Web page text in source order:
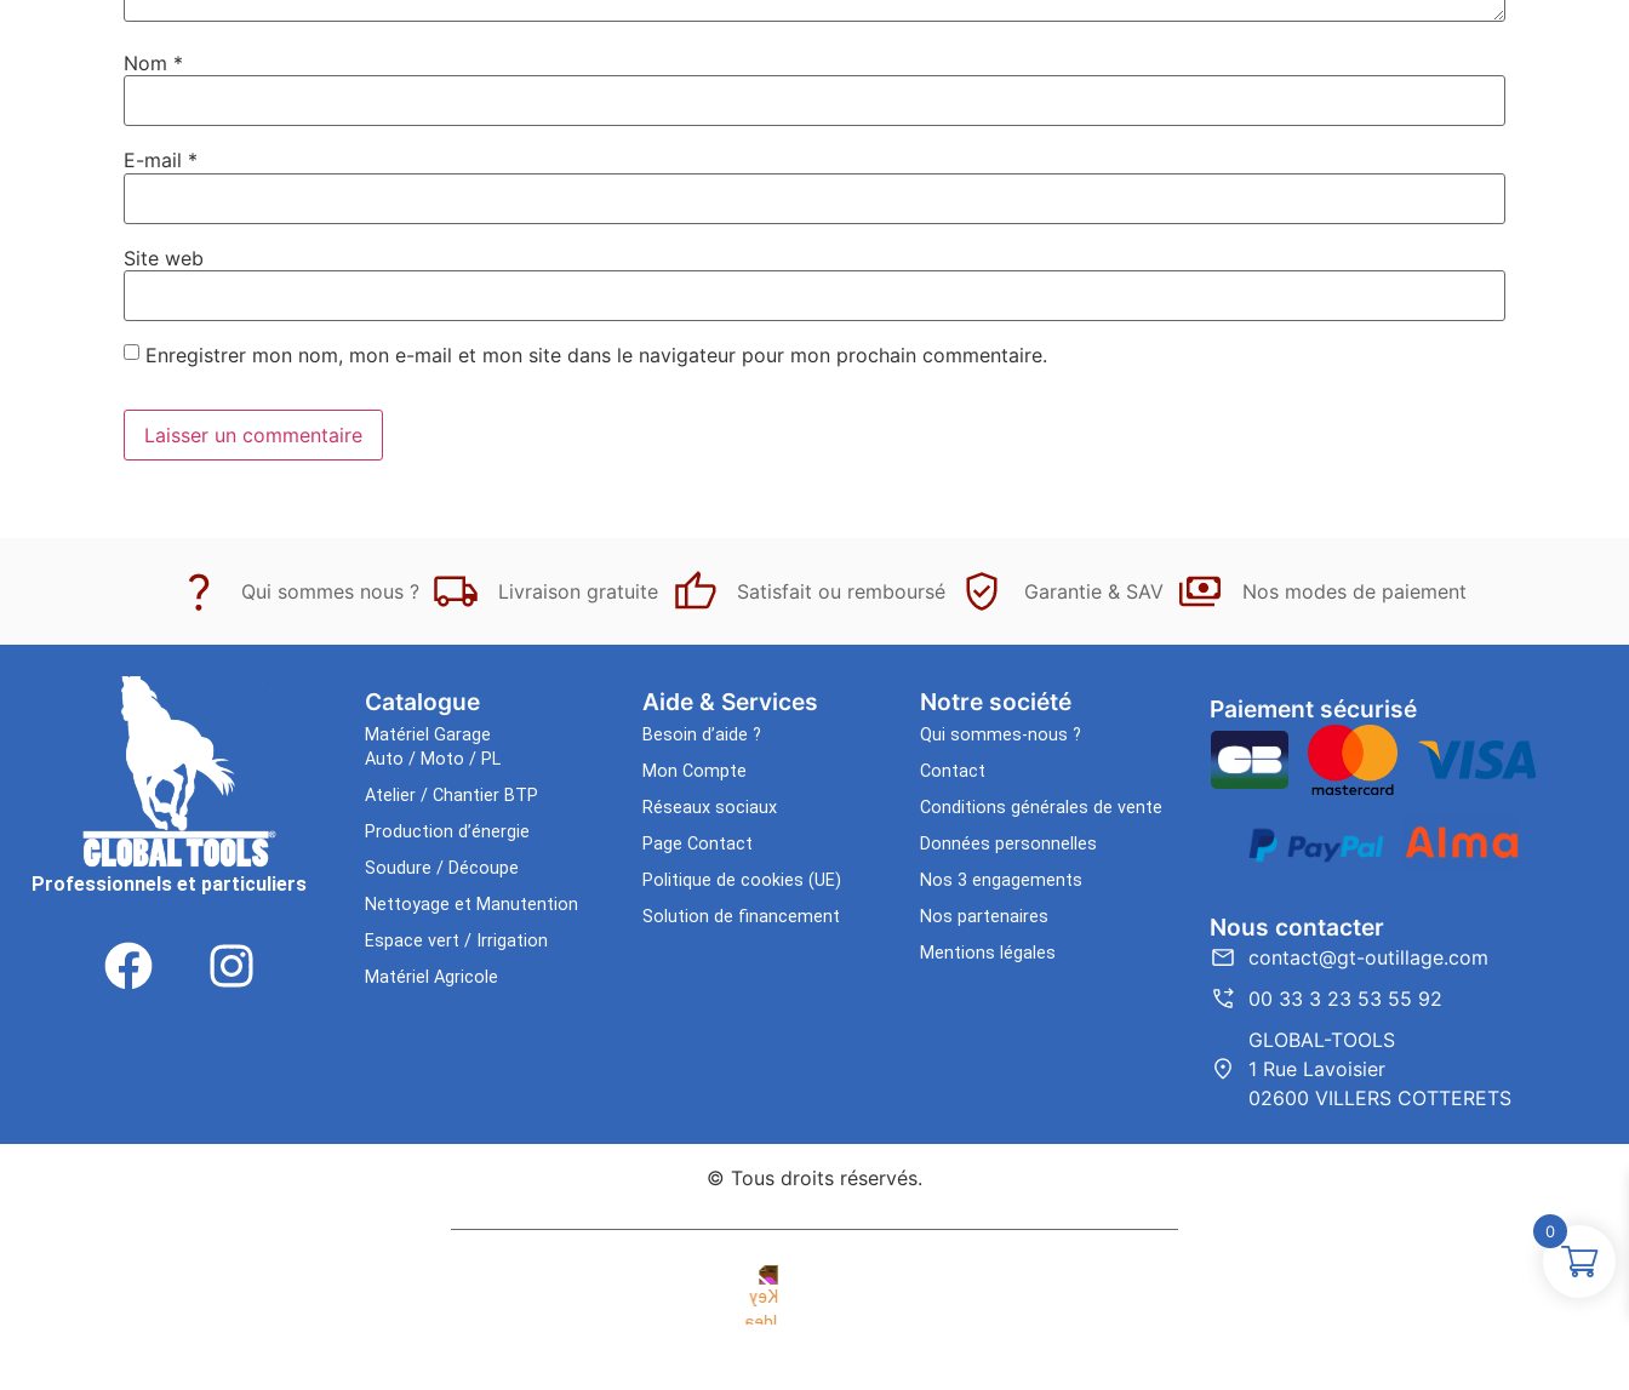
Nom *
E-mail *
Site web
Enregistrer mon nom, mon e-mail et mon site dans le navigateur pour mon prochain commentaire.
Qui sommes nous ? Livraison gratuite Satisfait ou remboursé Garantie & SAV Nos modes de paiement
Professionnels et particuliers
Catalogue
Matériel Garage
Auto / Moto / PL
Atelier / Chantier BTP
Production d’énergie
Soudure / Découpe
Nettoyage et Manutention
Espace vert / Irrigation
Matériel Agricole
Aide & Services​
Besoin d’aide ?
Mon Compte
Réseaux sociaux
Page Contact
Politique de cookies (UE)
Solution de financement
Notre société
Qui sommes-nous ?
Contact
Conditions générales de vente
Données personnelles
Nos 3 engagements
Nos partenaires
Mentions légales
Paiement sécurisé
Nous contacter
contact@gt-outillage.com
00 33 3 23 53 55 92
GLOBAL-TOOLS
1 Rue Lavoisier
02600 VILLERS COTTERETS
© Tous droits réservés.
0